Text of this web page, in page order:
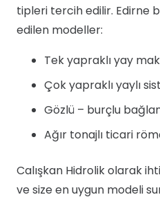
tipleri tercih edilir. Edirne
edilen modeller:
Tek yapraklı yay
Çok yapraklı yaylı
Gözlü – burçlu
Ağır tonajlı ticari
Calışkan Hidrolik olarak
ve size en uygun modeli